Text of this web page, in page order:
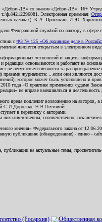
«Дебри-ДВ» со знаком «Дебри-ДВ». 16+
ф.84212296081. Электронная приемная:
началах): К.А. Пронякин,
Федеральной службой по надзору в сфере
с ФЗ № 125 «Об архивном деле в
является открытым в электронном
технологий и защиты
и редакция основываются и работают на
несут ответственности за
журналиста: ...если они являются
которое может быть установлено и
года «О практике применения судами
не вправе вмешиваться в
вреда подлежит возложению на авторов,
С.И.Дорожко, Н.В.Пестовой.
в переписку с авторами.
них ответственны, соответственно,
мнения» Федерального закона от
публикацию (обнародование) - едино -
публикации на актуальные темы,